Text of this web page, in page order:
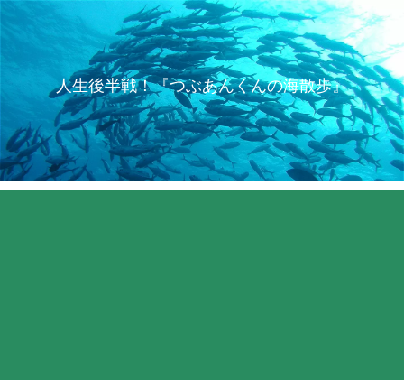
人生後半戦！『つぶあんくんの海散歩』